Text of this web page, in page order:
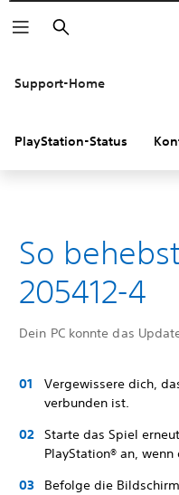
Suchen
Support-Home
PlayStation-Status
So
205412-4
Dein PC konnte das
Vergewissere dich,
verbunden ist.
Starte das Spiel
PlayStation® an,
Befolge die